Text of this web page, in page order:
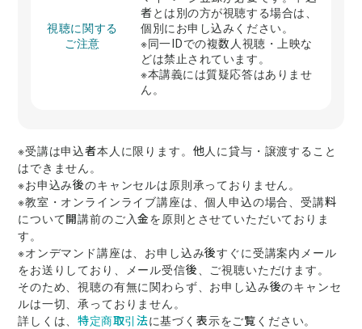
視聴に関する
ご注意
者とは別の方が視聴する場合は、
個別にお申し込みください。
※同一IDでの複数人視聴・上映な
どは禁止されています。
※本講義には質疑応答はありませ
ん。
※受講は申込者本人に限ります。他人に貸与・譲渡すること
はできません。
※お申込み後のキャンセルは原則承っておりません。
※教室・オンラインライブ講座は、個人申込の場合、受講料
について開講前のご入金を原則とさせていただいておりま
す。
※オンデマンド講座は、お申し込み後すぐに受講案内メール
をお送りしており、メール受信後、ご視聴いただけます。
そのため、視聴の有無に関わらず、お申し込み後のキャンセ
ルは一切、承っておりません。
詳しくは、特定商取引法に基づく表示をご覧ください。